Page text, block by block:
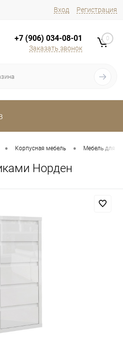
Вход Регистрация
+7 (906) 034-08-01
Заказать звонок
0
• Корпусная мебель • Мебель для
Норден